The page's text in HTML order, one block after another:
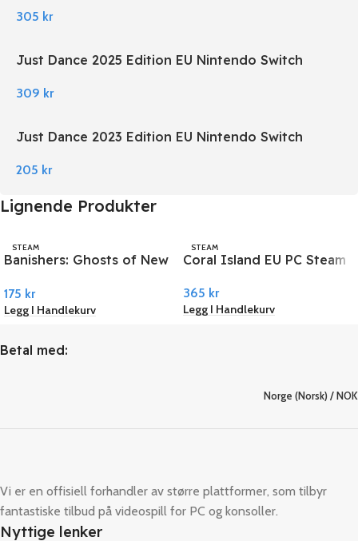
305 kr
Just Dance 2025 Edition EU Nintendo Switch
309 kr
Just Dance 2023 Edition EU Nintendo Switch
205 kr
Lignende Produkter
STEAM
Banishers: Ghosts of New
175 kr
Legg I Handlekurv
STEAM
Coral Island EU PC Steam
365 kr
Legg I Handlekurv
Betal med:
Norge (Norsk) / NOK
Vi er en offisiell forhandler av større plattformer, som tilbyr
fantastiske tilbud på videospill for PC og konsoller.
Nyttige lenker